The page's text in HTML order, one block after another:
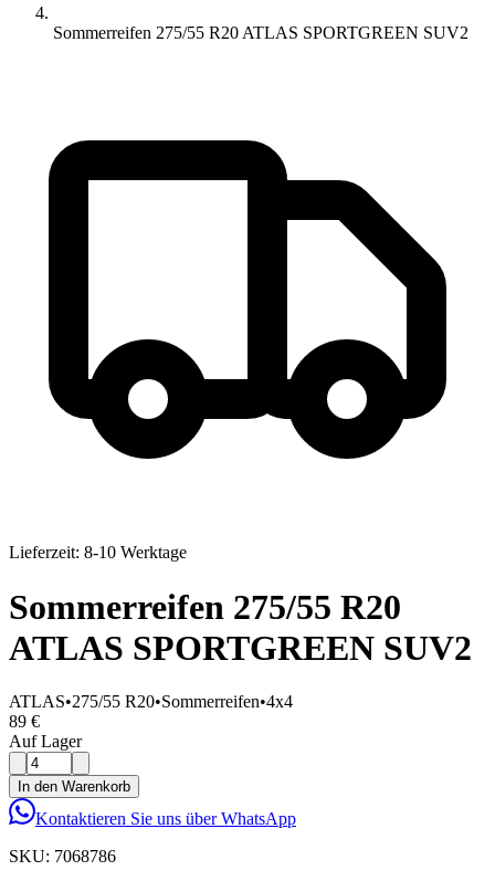
Sommerreifen 275/55 R20 ATLAS SPORTGREEN SUV2
Lieferzeit: 8-10 Werktage
Sommerreifen 275/55 R20
ATLAS SPORTGREEN SUV2
ATLAS•275/55 R20•Sommerreifen•4x4
89 €
Auf Lager
In den Warenkorb
Kontaktieren Sie uns über WhatsApp
SKU: 7068786